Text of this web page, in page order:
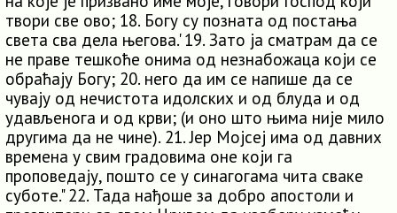
твори све ово; 18. Богу су позната од постања
света сва дела његова.' 19. Зато ја сматрам да се
не праве тешкоће онима од незнабожаца који се
обраћају Богу; 20. него да им се напише да се
чувају од нечистота идолских и од блуда и од
удављенога и од крви; (и оно што њима није мило
другима да не чине). 21. Јер Мојсеј има од давних
времена у свим градовима оне који га
проповедају, пошто се у синагогама чита сваке
суботе." 22. Тада нађоше за добро апостоли и